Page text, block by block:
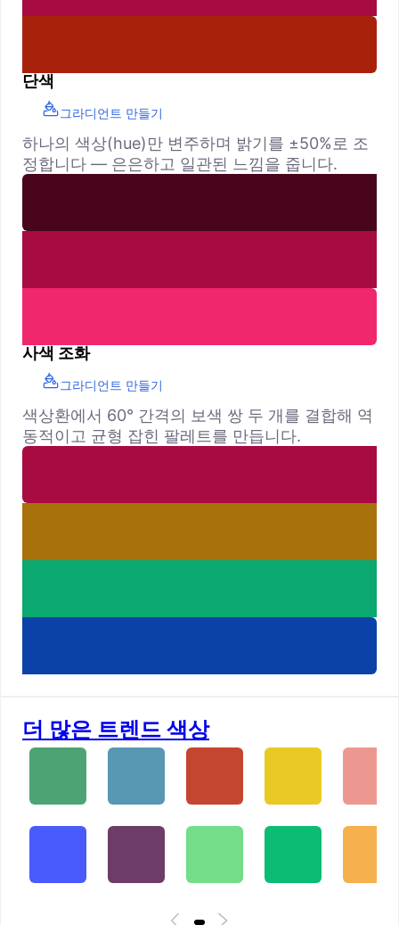
단색
그라디언트 만들기
하나의 색상(hue)만 변주하며 밝기를 ±50%로 조
정합니다 — 은은하고 일관된 느낌을 줍니다.
사색 조화
그라디언트 만들기
색상환에서 60° 간격의 보색 쌍 두 개를 결합해 역
동적이고 균형 잡힌 팔레트를 만듭니다.
더 많은 트렌드 색상